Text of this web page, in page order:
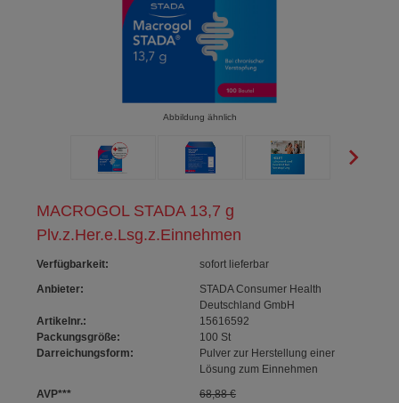
MACROGOL STADA 13,7 g
Plv.z.Her.e.Lsg.z.Einnehmen
Verfügbarkeit:
sofort lieferbar
Anbieter:
STADA Consumer Health
Deutschland GmbH
Artikelnr.:
15616592
Packungsgröße:
100 St
Darreichungsform:
Pulver zur Herstellung einer
Lösung zum Einnehmen
AVP***
68,88 €
Abbildung ähnlich